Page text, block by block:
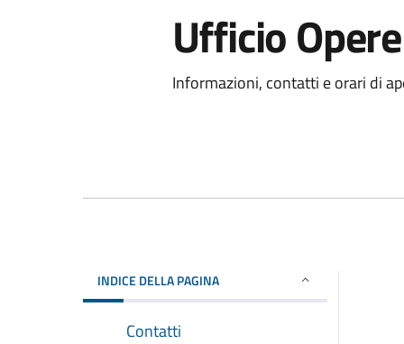
Ufficio
Informazioni, contatti e orari di
INDICE DELLA PAGINA
Contatti